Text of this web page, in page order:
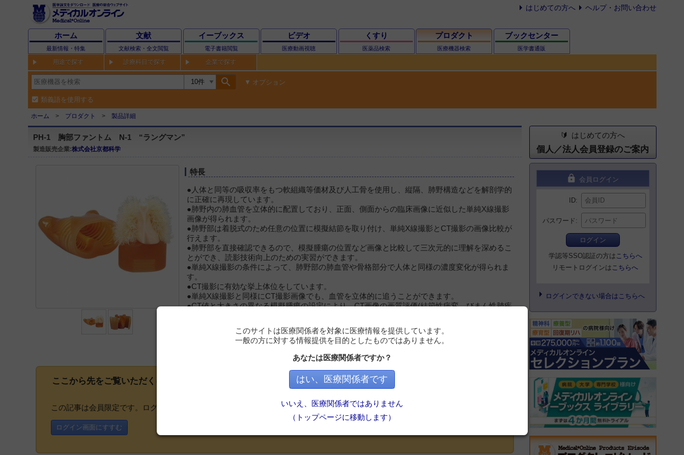
はじめての方へ ヘルプ・お問い合わせ
ホーム
最新情報・特集
文献
文献検索・全文閲覧
イーブックス
電子書籍閲覧
ビデオ
医療動画視聴
くすり
医薬品検索
プロダクト
医療機器検索
ブックセンター
医学書通販
用途で探す 診療科目で探す 企業で探す
search オプション
類義語を使用する
ホーム プロダクト 製品詳細
PH-1 胸部ファントム N-1 “ラングマン”
製造販売企業:株式会社京都科学
特長
●人体と同等の吸収率をもつ軟組織等価材及び人工骨を使用し、縦隔、肺野構造などを解剖学的
に正確に再現しています。
●肺野内の肺血管を立体的に配置しており、正面、側面からの臨床画像に近似した単純X線撮影
画像が得られます。
●肺野部は着脱式のため任意の位置に模擬結節を取り付け、単純X線撮影とCT撮影の画像比較が
行えます。
●肺野部を直接確認できるので、模擬腫瘍の位置など画像と比較して三次元的に理解を深めるこ
とができ、読影技術向上のための実習ができます。
●単純X線撮影の条件によって、肺野部の肺血管や骨格部分で人体と同様の濃度変化が得られま
す。
●CT撮影に有効な挙上体位をしています。
●単純X線撮影と同様にCT撮影画像でも、血管を立体的に追うことができます。
●CT値と大きさの異なる模擬腫瘍の設定により、CT画像の画質評価(結節性病変、びまん性肺疾
ここから先をご覧いただくには、
この記事は会員限定です。ログインまたはご登録いただくと記事の続きをお読みいただけます。
ログイン画面にすすむ
はじめての方へ
個人／法人会員登録のご案内
lock 会員ログイン
ID
パスワード
ログイン
学認等SSO認証の方は こちらへ
リモートログインは こちらへ
ログインできない場合はこちらへ
このサイトは医療関係者を対象に医療情報を提供しています。
一般の方に対する情報提供を目的としたものではありません。
あなたは医療関係者ですか？
はい、医療関係者です
いいえ、医療関係者ではありません
（トップページに移動します）